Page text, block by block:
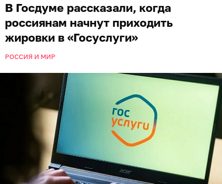
В Госдуме рассказали, когда
россиянам начнут приходить
жировки в «Госуслуги»
РОССИЯ И МИР